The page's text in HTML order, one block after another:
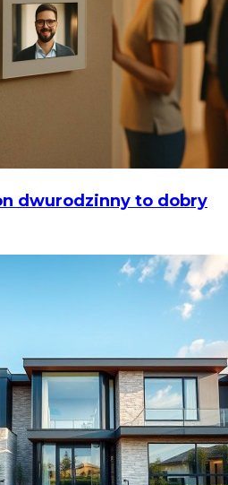
dwurodzinny to dobry